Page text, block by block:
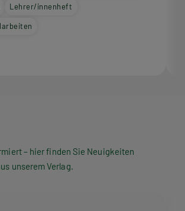
Lehrer/innenheft
– hier finden Sie Neuigkeiten
unserem Verlag.